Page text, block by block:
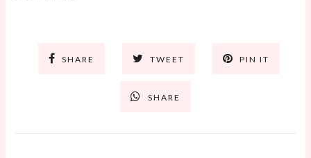
SHARE TWEET PIN IT
SHARE